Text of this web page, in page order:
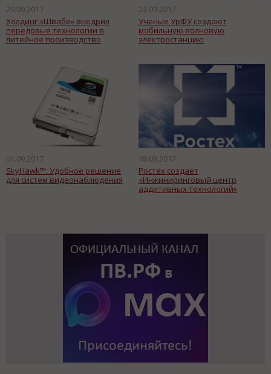
29.09.2017
Холдинг «Швабе» внедрил
передовые технологии в
литейное производство
23.09.2017
Ученые УрФУ создают
мобильную волновую
электростанцию
01.09.2017
SkyHawk™. Удобное решение
для систем видеонаблюдения
18.08.2017
Ростех создает
«Инжиниринговый центр
аддитивных технологий»